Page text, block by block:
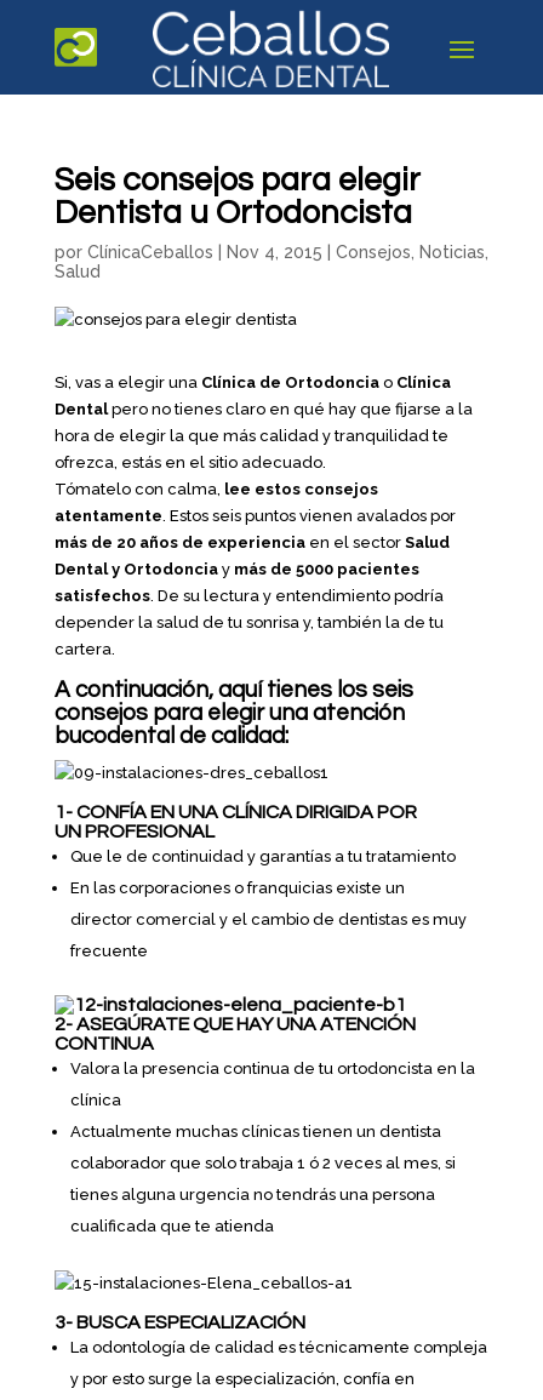
Seis consejos para elegir
Dentista u Ortodoncista
por ClínicaCeballos Nov 4, 2015 Consejos Noticias
Salud
Si, vas a elegir una Clínica de Ortodonciao Clínica
Dentalpero no tienes claro en qué hay que fijarse a la
hora de elegir la que más calidad y tranquilidad te
ofrezca, estás en el sitio adecuado.
Tómatelo con calma, lee estos consejos
atentamente. Estos seis puntos vienen avalados por
más de 20 años de experienciaen el sector Salud
Dental y Ortodonciay más de 5000 pacientes
satisfechos. De su lectura y entendimiento podría
depender la salud de tu sonrisa y, también la de tu
cartera.
A continuación, aquí tienes los seis
consejos para elegir una atención
bucodental de calidad:
1- CONFÍA EN UNA CLÍNICA DIRIGIDA POR
UN PROFESIONAL
Que le de continuidad y garantías a tu tratamiento
En las corporaciones o franquicias existe un
director comercial y el cambio de dentistas es muy
frecuente
2- ASEGÚRATE QUE HAY UNA ATENCIÓN
CONTINUA
Valora la presencia continua de tu ortodoncista en la
clínica
Actualmente muchas clínicas tienen un dentista
colaborador que solo trabaja 1 ó 2 veces al mes, si
tienes alguna urgencia no tendrás una persona
cualificada que te atienda
3- BUSCA ESPECIALIZACIÓN
La odontología de calidad es técnicamente compleja
y por esto surge la especialización, confía en